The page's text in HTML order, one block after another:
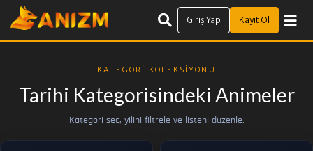
Giriş Yap Kayıt Ol
KATEGORI KOLEKSIYONU
Tarihi Kategorisindeki Animeler
Kategori sec, yilini filtrele ve listeni duzenle.